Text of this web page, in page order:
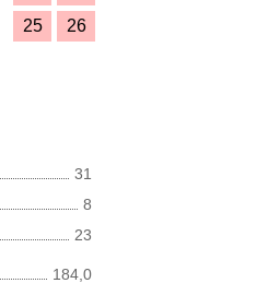
25
26
31
8
23
184,0